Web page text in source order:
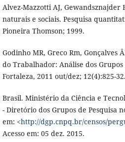
Alvez-Mazzotti AJ, Gewandsznajder
naturais e sociais. Pesquisa
Pioneira Thomson; 1999.
Godinho MR, Greco Rm, Gonçalves
do Trabalhador: Análise dos Grupos
Fortaleza, 2011 out/dez; 12(4):825-32.
Brasil. Ministério da Ciência e
- Diretório dos Grupos de Pesquisa
em: <http://dgp.cnpq.br/censos/
Acesso em: 05 dez. 2015.